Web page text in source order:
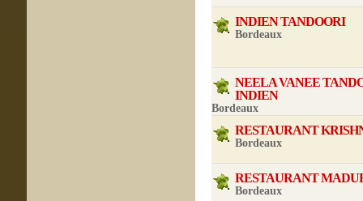
INDIEN TANDOORI
Bordeaux
NEELA VANEE
INDIEN
Bordeaux
RESTAURANT
Bordeaux
RESTAURANT
Bordeaux